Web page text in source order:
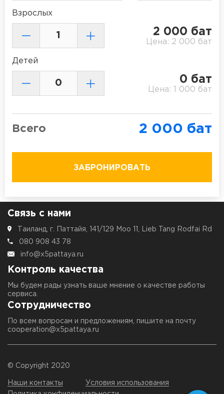
Взрослых
2 000 бат
Цена: 2 000 бат
Детей
0 бат
Цена: 1 000 бат
Всего 2 000 бат
ЗАБРОНИРОВАТЬ
Связь с нами
Таиланд, г. Паттайя, 141/129 Moo 11, Lieb Tang Rodfai Rd
080 908 43 78
info@x5pattaya.ru
Контроль качества
Мы будем рады узнать ваше мнение о качестве работы
сервиса.
Сотрудничество
По всем вопросам и предложениям, пишите на почту
cooperation@x5pattaya.ru
© Copyright 2020
Наши контакты
Условия использования